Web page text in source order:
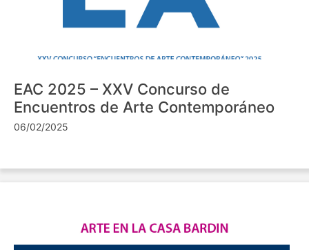
EAC 2025 – XXV Concurso de
Encuentros de Arte Contemporáneo
06/02/2025